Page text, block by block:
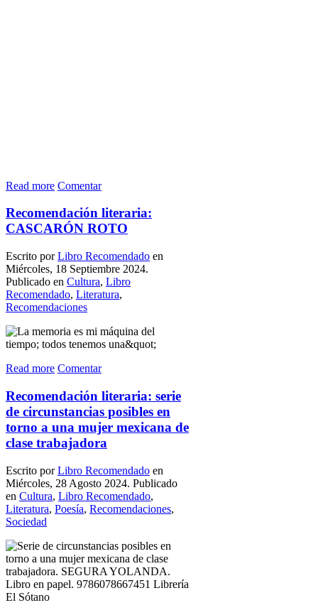
Read more Comentar
Recomendación literaria:
CASCARÓN ROTO
Escrito porLibro Recomendado en
Miércoles, 18 Septiembre 2024.
Publicado en Cultura, Libro
Recomendado, Literatura,
Recomendaciones
Read more Comentar
Recomendación literaria: serie
de circunstancias posibles en
torno a una mujer mexicana de
clase trabajadora
Escrito porLibro Recomendado en
Miércoles, 28 Agosto 2024. Publicado
en Cultura, Libro Recomendado,
Literatura, Poesía, Recomendaciones,
Sociedad